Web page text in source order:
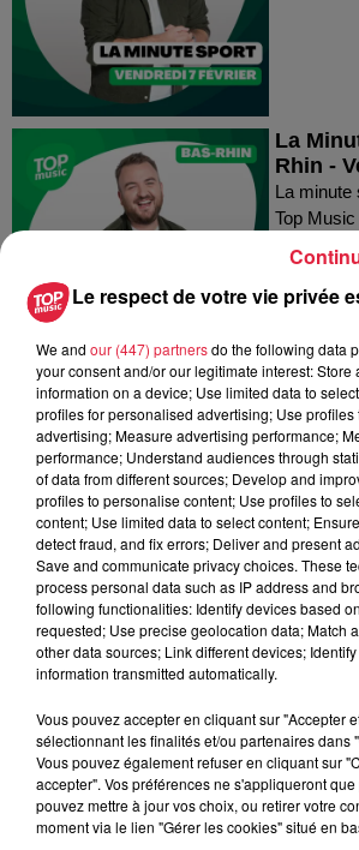
La
Rhin -
La minute
Top Music
La
Haut-
janvier
La minute
Top Music
La
janvier
La minute
Top Music
Le respect de votre vie privée
We and our (447) partnersdo the following data
your consent and/or our legitimate interest: Store
information on a device; Use limited data to
profiles for personalised advertising; Use
advertising; Measure advertising performance;
performance; Understand audiences through
of data from different sources; Develop and
profiles to personalise content; Use profiles to
content; Use limited data to select content;
detect fraud, and fix errors; Deliver and present
Save and communicate privacy choices. These
process personal data such as IP address and
following functionalities: Identify devices based
requested; Use precise geolocation data; Match
other data sources; Link different devices;
information transmitted automatically.
Vous pouvez accepter en cliquant sur "Accepter
sélectionnant les finalités et/ou partenaires dans
Vous pouvez également refuser en cliquant sur
accepter". Vos préférences ne s'appliqueront
pouvez mettre à jour vos choix, ou retirer votre
moment via le lien "Gérer les cookies" situé en